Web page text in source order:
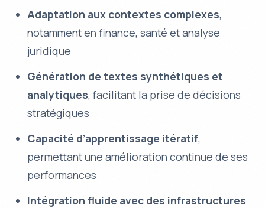
Adaptation aux contextes complexes,
notamment en finance, santé et analyse
juridique
Génération de textes synthétiques et
analytiques, facilitant la prise de décisions
stratégiques
Capacité d’apprentissage itératif,
permettant une amélioration continue de ses
performances
Intégration fluide avec des infrastructures